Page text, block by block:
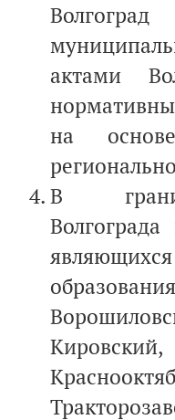
актами
на
В